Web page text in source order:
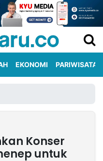
EKONOMI PARIWISATA
Konser
untuk